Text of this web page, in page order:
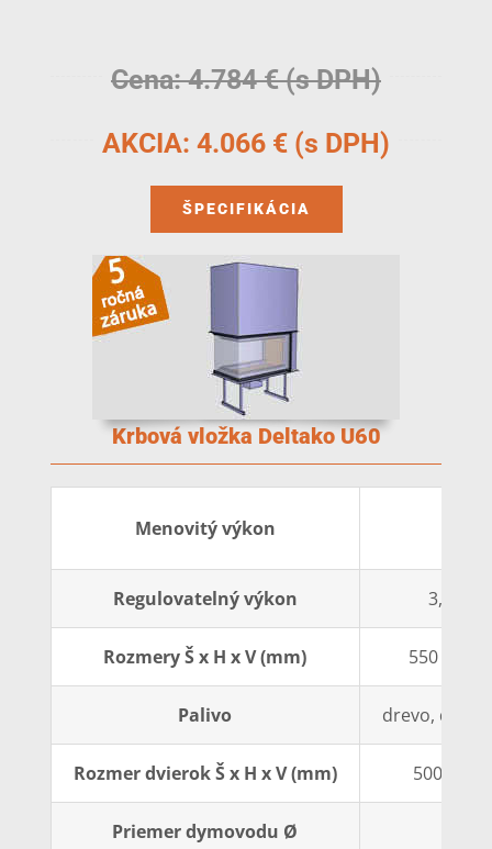
Cena: 4.784 € (s DPH)
AKCIA: 4.066 € (s DPH)
ŠPECIFIKÁCIA
Krbová vložka Deltako U60
Menovitý výkon
Regulovatelný výkon 3,4-
Rozmery Š x H x V (mm) 550 x 800
Palivo drevo,
Rozmer dvierok Š x H x V (mm) 500 x
Priemer dymovodu Ø